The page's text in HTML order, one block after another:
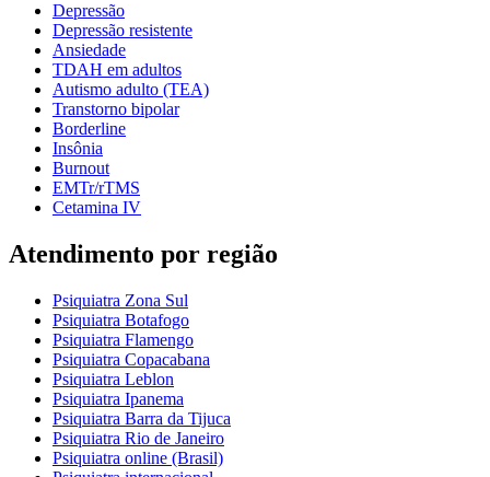
Depressão
Depressão resistente
Ansiedade
TDAH em adultos
Autismo adulto (TEA)
Transtorno bipolar
Borderline
Insônia
Burnout
EMTr/rTMS
Cetamina IV
Atendimento por região
Psiquiatra Zona Sul
Psiquiatra Botafogo
Psiquiatra Flamengo
Psiquiatra Copacabana
Psiquiatra Leblon
Psiquiatra Ipanema
Psiquiatra Barra da Tijuca
Psiquiatra Rio de Janeiro
Psiquiatra online (Brasil)